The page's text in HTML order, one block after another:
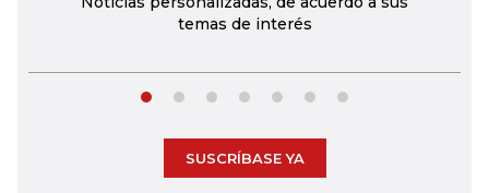
temas de interés
SUSCRÍBASE YA